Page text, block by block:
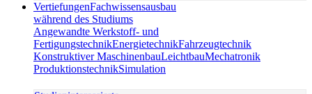
VertiefungenFachwissensausbau
während des Studiums
Angewandte Werkstoff- und
FertigungstechnikEnergietechnikFahrzeugtechnik
Konstruktiver MaschinenbauLeichtbauMechatronik
ProduktionstechnikSimulation